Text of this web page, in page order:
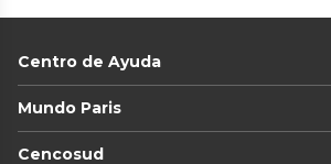
Centro de Ayuda
Mundo Paris
Cencosud